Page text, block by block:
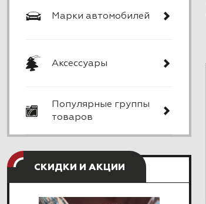
Марки автомобилей
Аксессуары
Популярные группы
товаров
СКИДКИ И АКЦИИ